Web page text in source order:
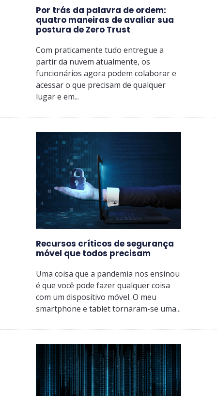
Por trás da palavra de ordem:
quatro maneiras de avaliar sua
postura de Zero Trust
Com praticamente tudo entregue a
partir da nuvem atualmente, os
funcionários agora podem colaborar e
acessar o que precisam de qualquer
lugar e em...
Recursos críticos de segurança
móvel que todos precisam
Uma coisa que a pandemia nos ensinou
é que você pode fazer qualquer coisa
com um dispositivo móvel. O meu
smartphone e tablet tornaram-se uma...